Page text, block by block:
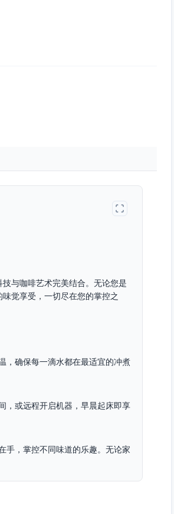
与咖啡艺术完美结合。无论您是
觉享受，一切尽在您的掌控之
，确保每一滴水都在最适宜的冲煮
，或远程开启机器，早晨起床即享
手，掌控不同味道的乐趣。无论家